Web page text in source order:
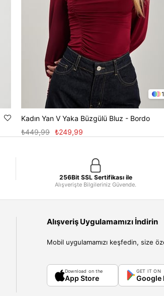
1
Kadın Yan V Yaka Büzgülü Bluz - Bordo
₺249,99
₺449,99
256Bit SSL Sertifikası ile
Alışverişte Bilgileriniz Güvende.
Alışveriş Uygulamamızı İndirin
Mobil uygulamamızı keşfedin, size
Download on the
App Store
GET IT ON
Google